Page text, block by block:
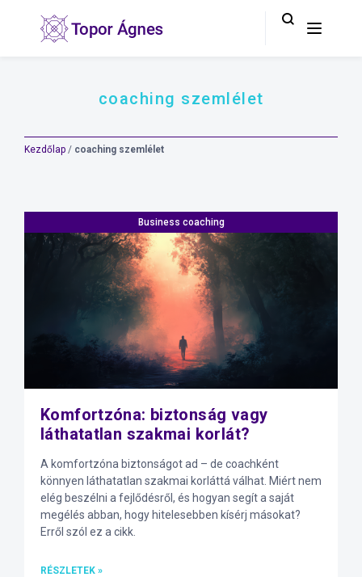
coaching szemlélet
Kezdőlap / coaching szemlélet
Business coaching
Komfortzóna: biztonság vagy
láthatatlan szakmai korlát?
A komfortzóna biztonságot ad – de coachként
könnyen láthatatlan szakmai korláttá válhat. Miért nem
elég beszélni a fejlődésről, és hogyan segít a saját
megélés abban, hogy hitelesebben kísérj másokat?
Erről szól ez a cikk.
RÉSZLETEK »